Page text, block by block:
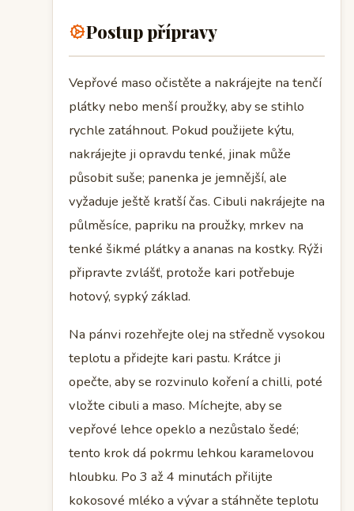
Postup přípravy
Vepřové maso očistěte a nakrájejte na tenčí
plátky nebo menší proužky, aby se stihlo
rychle zatáhnout. Pokud použijete kýtu,
nakrájejte ji opravdu tenké, jinak může
působit suše; panenka je jemnější, ale
vyžaduje ještě kratší čas. Cibuli nakrájejte na
půlměsíce, papriku na proužky, mrkev na
tenké šikmé plátky a ananas na kostky. Rýži
připravte zvlášť, protože kari potřebuje
hotový, sypký základ.
Na pánvi rozehřejte olej na středně vysokou
teplotu a přidejte kari pastu. Krátce ji
opečte, aby se rozvinulo koření a chilli, poté
vložte cibuli a maso. Míchejte, aby se
vepřové lehce opeklo a nezůstalo šedé;
tento krok dá pokrmu lehkou karamelovou
hloubku. Po 3 až 4 minutách přilijte
kokosové mléko a vývar a stáhněte teplotu